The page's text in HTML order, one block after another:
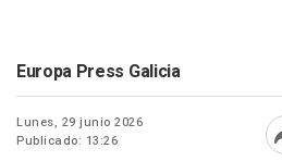
Europa Press Galicia
Lunes, 29 junio 2026
Publicado: 13:26